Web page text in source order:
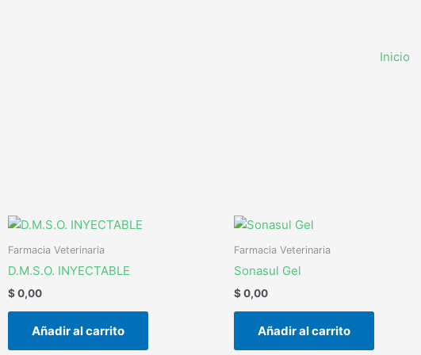
Inicio
Farmacia Veterinaria
D.M.S.O. INYECTABLE
$0,00
Añadir al carrito
Farmacia Veterinaria
Sonasul Gel
$0,00
Añadir al carrito